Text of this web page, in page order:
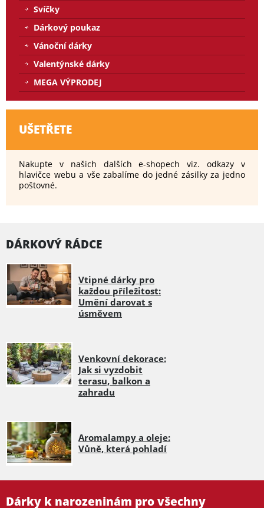
Svíčky
Dárkový poukaz
Vánoční dárky
Valentýnské dárky
MEGA VÝPRODEJ
UŠETŘETE
Nakupte v našich dalších e-shopech viz. odkazy v
hlavičce webu a vše zabalíme do jedné zásilky za jedno
poštovné.
DÁRKOVÝ RÁDCE
Vtipné dárky pro
každou příležitost:
Umění darovat s
úsměvem
Venkovní dekorace:
Jak si vyzdobit
terasu, balkon a
zahradu
Aromalampy a oleje:
Vůně, která pohladí
Dárky k narozeninám pro všechny